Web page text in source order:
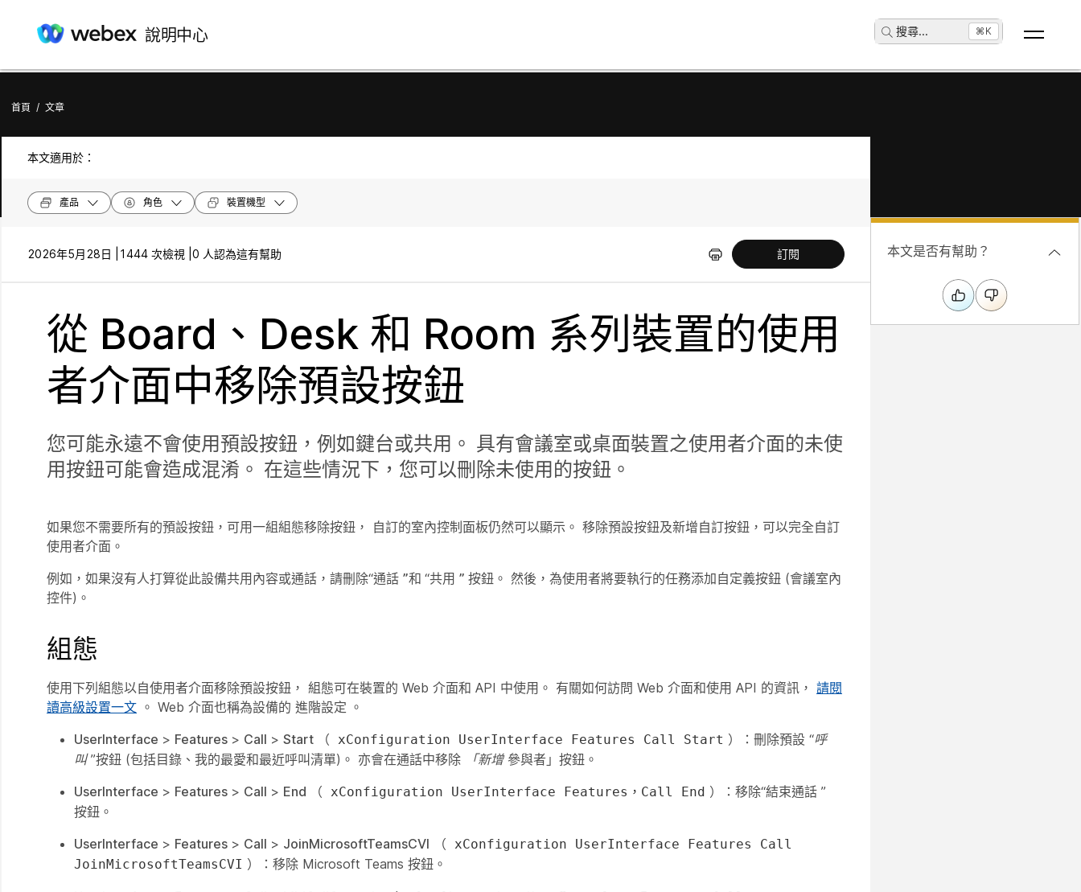
說明中心 搜尋... ⌘K
首頁 / 文章
本文適用於：
產品 角色 裝置機型
2026年5月28日 | 1444 次檢視 | 0 人認為這有幫助 訂閱
從 Board、Desk 和 Room 系列裝置的使用
者介面中移除預設按鈕
您可能永遠不會使用預設按鈕，例如鍵台或共用。 具有會議室或桌面裝置之使用者介面的未使
用按鈕可能會造成混淆。 在這些情況下，您可以刪除未使用的按鈕。
如果您不需要所有的預設按鈕，可用一組組態移除按鈕， 自訂的室內控制面板仍然可以顯示。 移除預設按鈕及新增自訂按鈕，可以完全自訂
使用者介面。
例如，如果沒有人打算從此設備共用內容或通話，請刪除“通話 ”和 “共用 ” 按鈕。 然後，為使用者將要執行的任務添加自定義按鈕 (會議室內
控件)。
組態
使用下列組態以自使用者介面移除預設按鈕， 組態可在裝置的 Web 介面和 API 中使用。 有關如何訪問 Web 介面和使用 API 的資訊， 請閱
讀高級設置一文 。 Web 介面也稱為設備的 進階設定 。
UserInterface > Features > Call > Start （ xConfiguration UserInterface Features Call Start ）：刪除預設 “呼
叫”按鈕 (包括目錄、我的最愛和最近呼叫清單)。 亦會在通話中移除 「新增參與者」按鈕。
UserInterface > Features > Call > End （ xConfiguration UserInterface Features，Call End ）：移除“結束通話 ”
按鈕。
UserInterface > Features > Call > JoinMicrosoftTeamsCVI （
xConfiguration UserInterface Features Call
JoinMicrosoftTeamsCVI ）：移除 Microsoft Teams 按鈕。
本文是否有幫助？